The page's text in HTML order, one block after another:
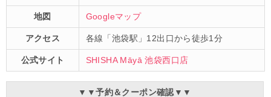
地図 Googleマップ
アクセス 各線「池袋駅」12出口から徒歩1分
公式サイト SHISHA Māyā 池袋西口店
▼▼予約＆クーポン確認▼▼